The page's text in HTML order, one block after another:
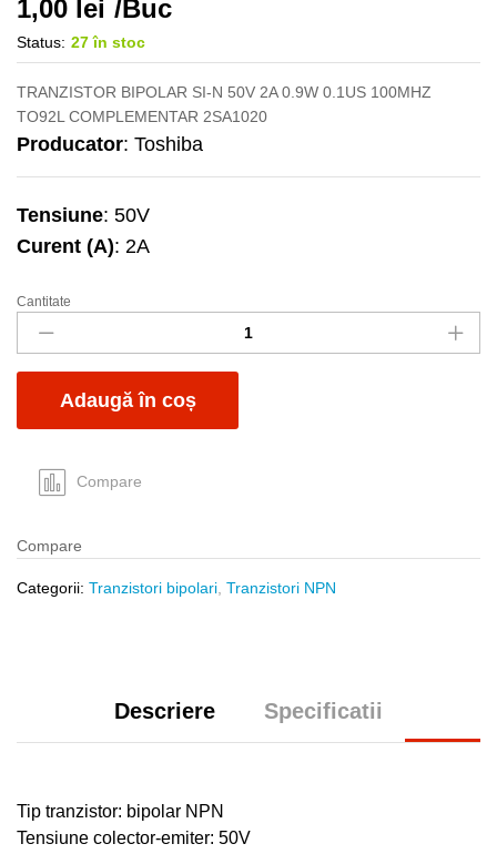
1,00 lei /Buc
Status: 27 în stoc
TRANZISTOR BIPOLAR SI-N 50V 2A 0.9W 0.1US 100MHZ
TO92L COMPLEMENTAR 2SA1020
Producator: Toshiba
Tensiune: 50V
Curent (A): 2A
2SC2655
quantity
Cantitate
Adaugă în coș
Compare
Compare
Categorii: Tranzistori bipolari Tranzistori NPN
Descriere Specificatii
Tip tranzistor: bipolar NPN
Tensiune colector-emiter: 50V